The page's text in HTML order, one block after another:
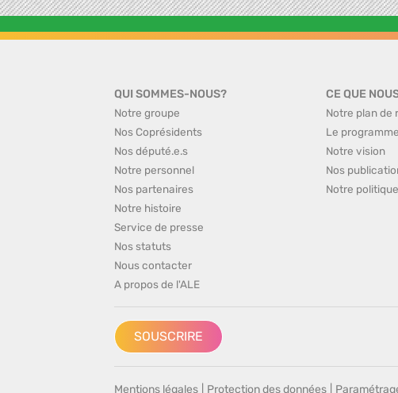
QUI SOMMES-NOUS?
Notre groupe
Nos Coprésidents
Nos député.e.s
Notre personnel
Nos partenaires
Notre histoire
Service de presse
Nos statuts
Nous contacter
A propos de l'ALE
CE QUE
Notre plan de
Le
Notre vision
Nos
Notre
SOUSCRIRE
Mentions légales Protection des données